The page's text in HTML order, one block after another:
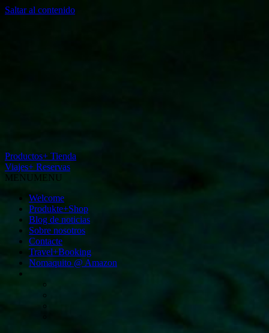
Saltar al contenido
Productos+ Tienda
Viajes+ Reservas
MENU MENU
Welcome
Produkte+Shop
Blog de noticias
Sobre nosotros
Contacte
Travel+Booking
Nomaquito @ Amazon